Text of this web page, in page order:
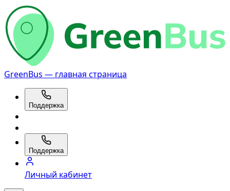
GreenBus — главная страница
Поддержка
Поддержка
Личный кабинет